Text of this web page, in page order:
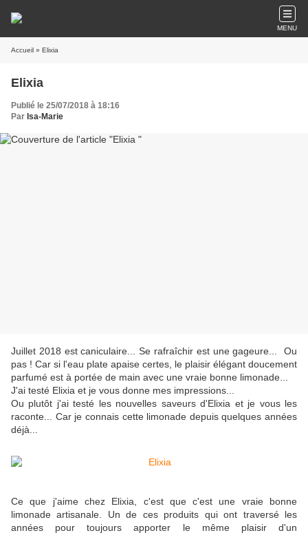
MENU
Accueil » Elixia
Elixia
Publié le 25/07/2018 à 18:16
Par Isa-Marie
Juillet 2018 est caniculaire... Se rafraîchir est une gageure... Ou
pas ! Car si l'eau plate apaise certes, le plaisir élégant doucement
parfumé est à portée de main avec une vraie bonne limonade...
J'ai testé Elixia et je vous donne mes impressions...
Ou plutôt j'ai testé les nouvelles saveurs d'Elixia et je vous les
raconte... Car je connais cette limonade depuis quelques années
déjà...
Ce que j'aime chez Elixia, c'est que c'est une vraie bonne
limonade artisanale. Un de ces produits qui ont traversé les
années pour toujours apporter le même plaisir d'un